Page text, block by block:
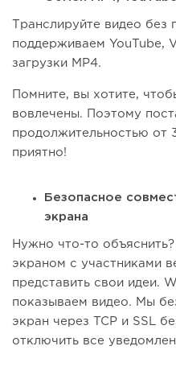
Транслируйте видео
поддерживаем YouTube,
загрузки MP4.
Помните, вы хотите,
вовлечены. Поэтому
продолжительностью от
приятно!
Безопасное
экрана
Нужно что-то
экраном с участниками
представить свои идеи.
показываем видео. Мы
экран через TCP и SSL
отключить все